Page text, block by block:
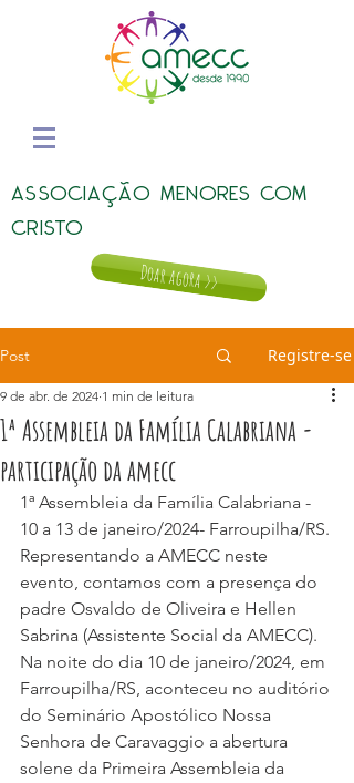
ASSOCIAÇÃO MENORES COM
CRISTO
Doar agora >>
Post Registre-se
1ª Assembleia da Família Calabriana -
participação da amecc
9 de abr. de 2024 1 min de leitura
1ª Assembleia da Família Calabriana -
10 a 13 de janeiro/2024- Farroupilha/RS.
Representando a AMECC neste
evento, contamos com a presença do
padre Osvaldo de Oliveira e Hellen
Sabrina (Assistente Social da AMECC).
Na noite do dia 10 de janeiro/2024, em
Farroupilha/RS, aconteceu no auditório
do Seminário Apostólico Nossa
Senhora de Caravaggio a abertura
solene da Primeira Assembleia da